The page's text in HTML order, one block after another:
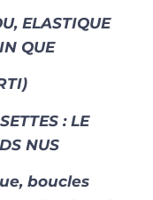
ELASTIQUE
QUE
: LE
NUS
boucles